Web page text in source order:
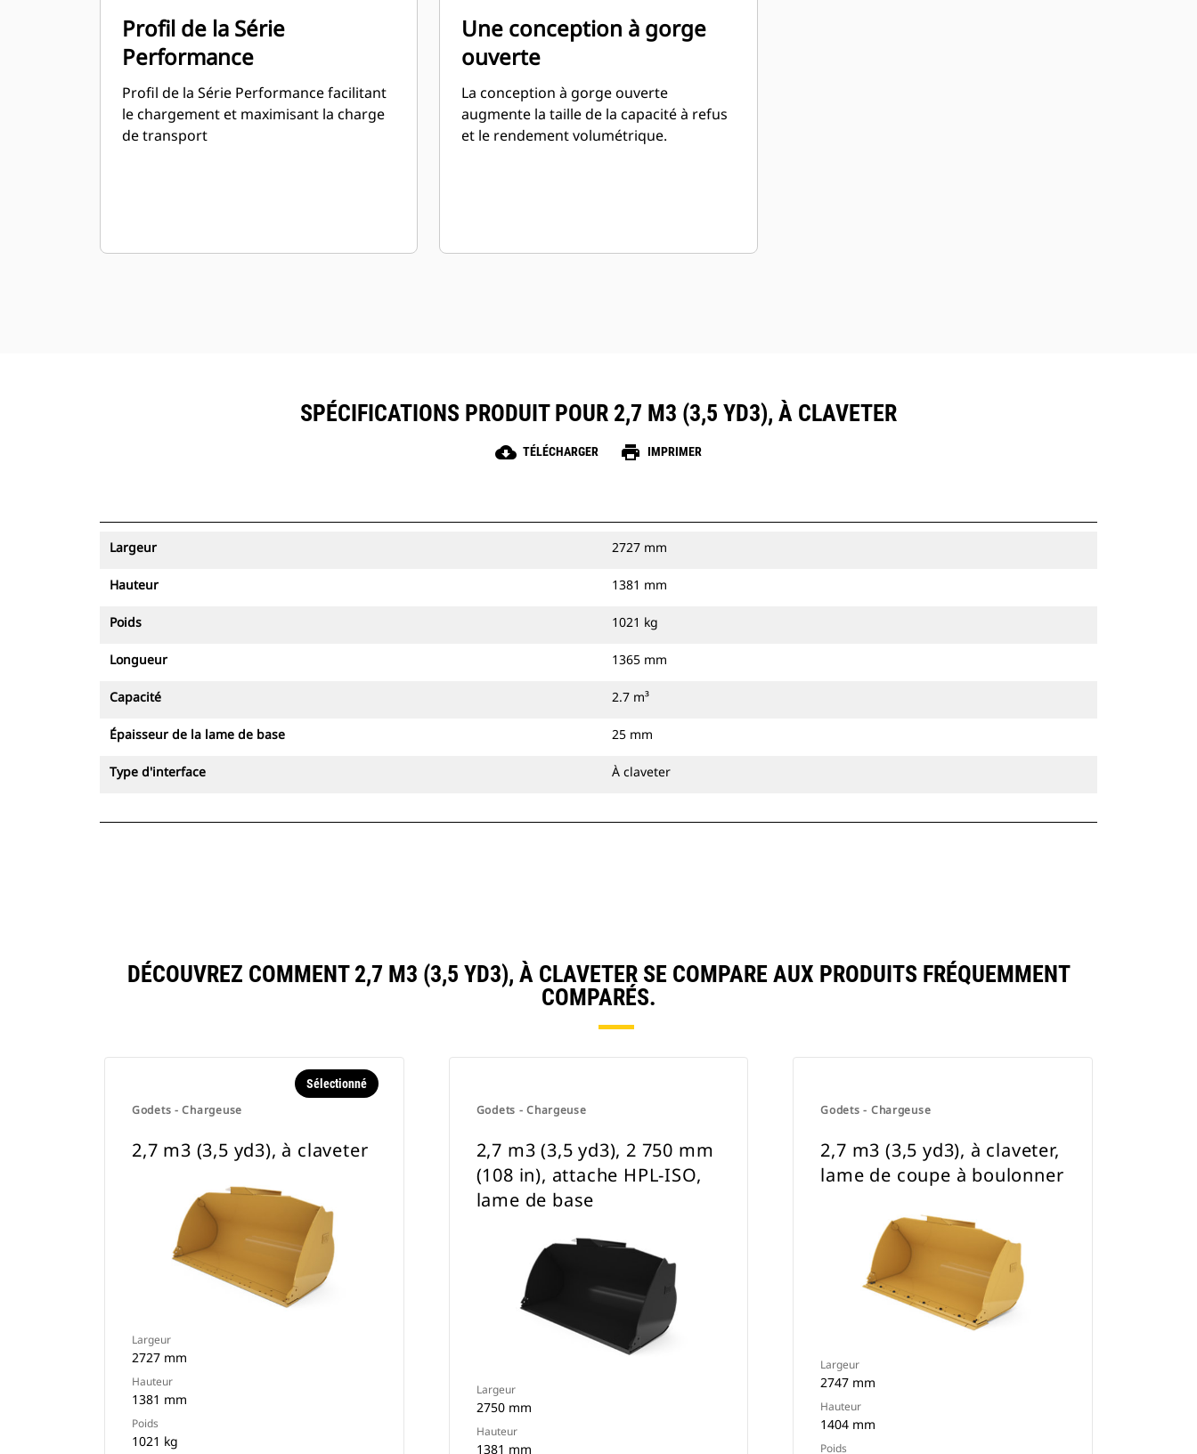
Profil de la Série
Performance
Profil de la Série Performance facilitant
le chargement et maximisant la charge
de transport
Une conception à gorge
ouverte
La conception à gorge ouverte
augmente la taille de la capacité à refus
et le rendement volumétrique.
SPÉCIFICATIONS PRODUIT POUR 2,7 M3 (3,5 YD3), À CLAVETER
cloud_download TÉLÉCHARGER print IMPRIMER
Largeur 2727 mm
Hauteur 1381 mm
Poids 1021 kg
Longueur 1365 mm
Capacité 2.7 m³
Épaisseur de la lame de base 25 mm
Type d'interface À claveter
DÉCOUVREZ COMMENT 2,7 M3 (3,5 YD3), À CLAVETER SE COMPARE AUX PRODUITS FRÉQUEMMENT
COMPARÉS.
Godets - Chargeuse
Sélectionné
2,7 m3 (3,5 yd3), à claveter
Largeur
2727 mm
Hauteur
1381 mm
Poids
1021 kg
Godets - Chargeuse
2,7 m3 (3,5 yd3), 2 750 mm
(108 in), attache HPL-ISO,
lame de base
Largeur
2750 mm
Hauteur
1381 mm
Godets - Chargeuse
2,7 m3 (3,5 yd3), à claveter,
lame de coupe à boulonner
Largeur
2747 mm
Hauteur
1404 mm
Poids